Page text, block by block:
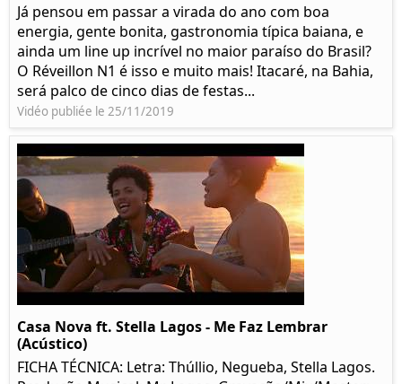
Já pensou em passar a virada do ano com boa
energia, gente bonita, gastronomia típica baiana, e
ainda um line up incrível no maior paraíso do Brasil?
O Réveillon N1 é isso e muito mais! Itacaré, na Bahia,
será palco de cinco dias de festas...
Vidéo publiée le 25/11/2019
Casa Nova ft. Stella Lagos - Me Faz Lembrar
(Acústico)
FICHA TÉCNICA: Letra: Thúllio, Negueba, Stella Lagos.